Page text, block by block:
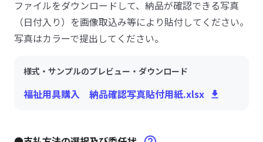
ファイルをダウンロードして、納品が確認できる写真
（日付入り）を画像取込み等により貼付してください。
写真はカラーで提出してください。
様式・サンプルのプレビュー・ダウンロード
福祉用具購入 納品確認写真貼付用紙.xlsx